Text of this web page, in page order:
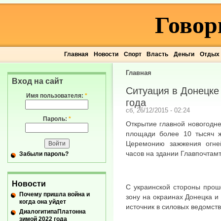
Главная Новости Спорт Власть Деньги Отдых
Главная
Ситуация в
года
сб, 26/12/2015 - 02:24
Открытие главной
площади более 10 тысяч
Церемонию зажжения
часов на здании
С украинской стороны
зону на окраинах Донецка
источник в силовых
Вход на сайт
Имя пользователя: *
Пароль: *
Забыли пароль?
Новости
Почему пришла война и
когда она уйдет
ДиалогитипаПлатонна
зимой 2022 года